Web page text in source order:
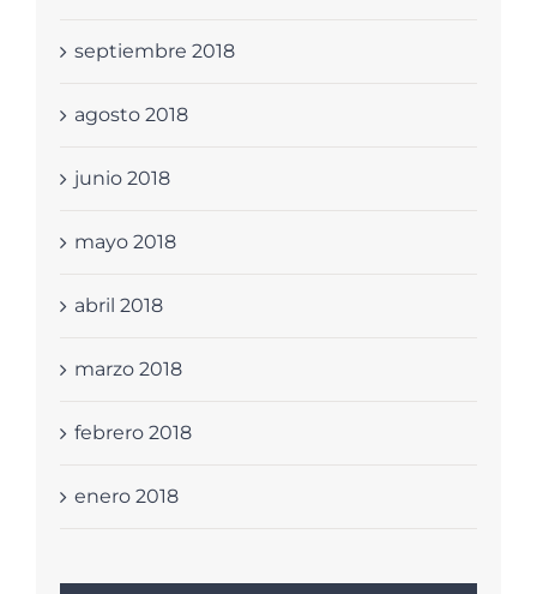
septiembre 2018
agosto 2018
junio 2018
mayo 2018
abril 2018
marzo 2018
febrero 2018
enero 2018